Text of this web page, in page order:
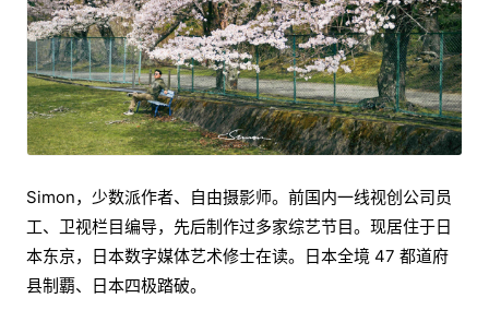
Simon，少数派作者、自由摄影师。前国内一线视创公司员
工、卫视栏目编导，先后制作过多家综艺节目。现居住于日
本东京，日本数字媒体艺术修士在读。日本全境 47 都道府
县制覇、日本四极踏破。